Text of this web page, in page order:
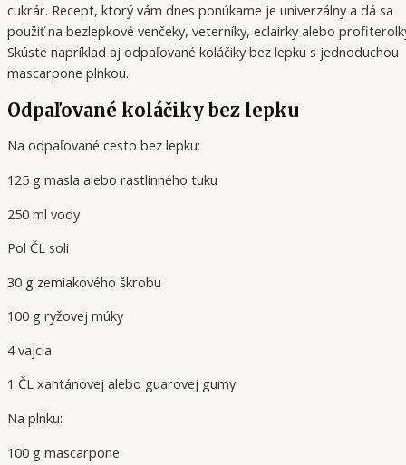
cukrár. Recept, ktorý vám dnes ponúkame je univerzálny a dá sa
použiť na bezlepkové venčeky, veterníky, eclairky alebo
Skúste napríklad aj odpaľované koláčiky bez lepku s jednoduchou
mascarpone plnkou.
Odpaľované koláčiky bez lepku
Na odpaľované cesto bez lepku:
125 g masla alebo rastlinného tuku
250 ml vody
Pol ČL soli
30 g zemiakového škrobu
100 g ryžovej múky
4 vajcia
1 ČL xantánovej alebo guarovej gumy
Na plnku:
100 g mascarpone